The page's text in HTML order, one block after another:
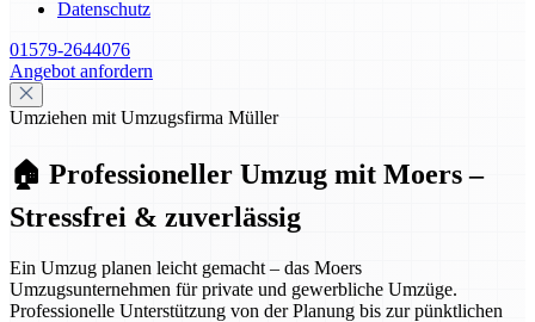
Datenschutz
01579-2644076
Angebot anfordern
Umziehen mit Umzugsfirma Müller
🏠 Professioneller Umzug mit Moers –
Stressfrei & zuverlässig
Ein Umzug planen leicht gemacht – das Moers
Umzugsunternehmen für private und gewerbliche Umzüge.
Professionelle Unterstützung von der Planung bis zur pünktlichen